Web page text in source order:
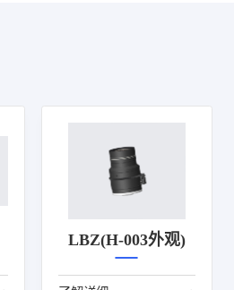
LBZ(H-003外观)